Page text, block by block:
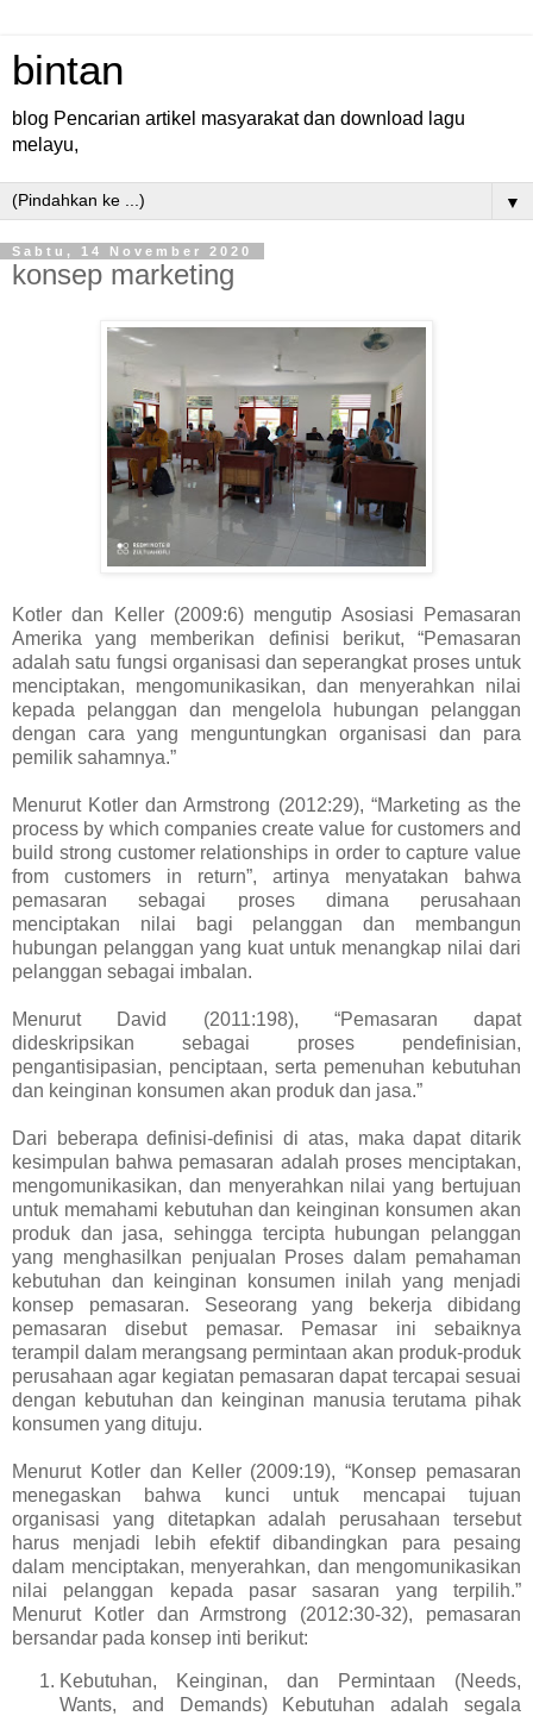
bintan
blog Pencarian artikel masyarakat dan download lagu
melayu,
▼
Sabtu, 14 November 2020
konsep marketing
Kotler dan Keller (2009:6) mengutip Asosiasi Pemasaran
Amerika yang memberikan definisi berikut, “Pemasaran
adalah satu fungsi organisasi dan seperangkat proses untuk
menciptakan, mengomunikasikan, dan menyerahkan nilai
kepada pelanggan dan mengelola hubungan pelanggan
dengan cara yang menguntungkan organisasi dan para
pemilik sahamnya.”
Menurut Kotler dan Armstrong (2012:29), “Marketing as the
process by which companies create value for customers and
build strong customer relationships in order to capture value
from customers in return”, artinya menyatakan bahwa
pemasaran sebagai proses dimana perusahaan
menciptakan nilai bagi pelanggan dan membangun
hubungan pelanggan yang kuat untuk menangkap nilai dari
pelanggan sebagai imbalan.
Menurut David (2011:198), “Pemasaran dapat
dideskripsikan sebagai proses pendefinisian,
pengantisipasian, penciptaan, serta pemenuhan kebutuhan
dan keinginan konsumen akan produk dan jasa.”
Dari beberapa definisi-definisi di atas, maka dapat ditarik
kesimpulan bahwa pemasaran adalah proses menciptakan,
mengomunikasikan, dan menyerahkan nilai yang bertujuan
untuk memahami kebutuhan dan keinginan konsumen akan
produk dan jasa, sehingga tercipta hubungan pelanggan
yang menghasilkan penjualan Proses dalam pemahaman
kebutuhan dan keinginan konsumen inilah yang menjadi
konsep pemasaran. Seseorang yang bekerja dibidang
pemasaran disebut pemasar. Pemasar ini sebaiknya
terampil dalam merangsang permintaan akan produk-produk
perusahaan agar kegiatan pemasaran dapat tercapai sesuai
dengan kebutuhan dan keinginan manusia terutama pihak
konsumen yang dituju.
Menurut Kotler dan Keller (2009:19), “Konsep pemasaran
menegaskan bahwa kunci untuk mencapai tujuan
organisasi yang ditetapkan adalah perusahaan tersebut
harus menjadi lebih efektif dibandingkan para pesaing
dalam menciptakan, menyerahkan, dan mengomunikasikan
nilai pelanggan kepada pasar sasaran yang terpilih.”
Menurut Kotler dan Armstrong (2012:30-32), pemasaran
bersandar pada konsep inti berikut:
Kebutuhan, Keinginan, dan Permintaan (Needs,
Wants, and Demands) Kebutuhan adalah segala